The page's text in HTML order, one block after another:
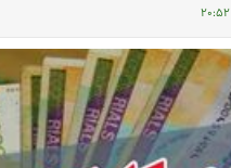
۲۰:۵۲